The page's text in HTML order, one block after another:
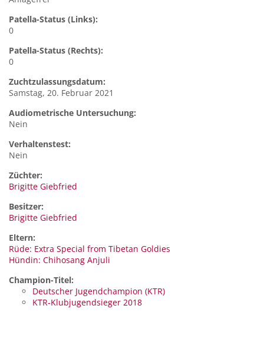
Patella-Status (Links):
0
Patella-Status (Rechts):
0
Zuchtzulassungsdatum:
Samstag, 20. Februar 2021
Audiometrische Untersuchung:
Nein
Verhaltenstest:
Nein
Züchter:
Brigitte Giebfried
Besitzer:
Brigitte Giebfried
Eltern:
Rüde: Extra Special from Tibetan Goldies
Hündin: Chihosang Anjuli
Champion-Titel:
Deutscher Jugendchampion (KTR)
KTR-Klubjugendsieger 2018